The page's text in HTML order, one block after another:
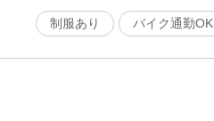
制服あり
バイク通勤OK